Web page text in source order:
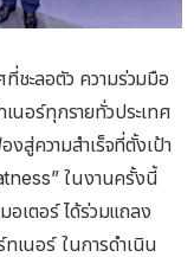
ชะลอตัว ความร่วมมือ
นอร์ทุกรายทั่วประเทศ
สู่ความสำเร็จที่ตั้งเป้า
ในงานครั้งนี้
อเตอร์ ได้ร่วมแถลง
เนอร์ ในการดำเนิน